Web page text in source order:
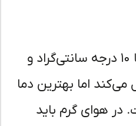
سرمای هوا را تا ۱۰ درجه سانتی‌گراد و
می‌کند اما بهترین دما
در هوای گرم باید